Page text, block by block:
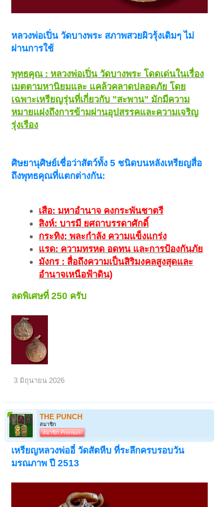
หลวงพ่อเปิ่น วัดบางพระ สภาพสวยผิวรุ้งเดิมๆ ไม่
ผ่านการใช้
พุทธคุณ : หลวงพ่อเปิ่น วัดบางพระ โดดเด่นในเรื่อง
เมตตามหานิยมและ แคล้วคลาดปลอดภัย โดย
เฉพาะเหรียญรุ่นที่เกี่ยวกับ "สะพาน" มักมีความ
หมายแฝงถึงการข้ามผ่านอุปสรรคและความเจริญ
รุ่งเรือง
ศิษยานุศิษย์เชื่อว่าสัตว์ทั้ง 5 ชนิดบนหลังเหรียญสื่อ
ถึงพุทธคุณที่แตกต่างกัน:
เสือ: มหาอำนาจ คงกระพันชาตรี
สิงห์: บารมี ยศถาบรรดาศักดิ์
กระทิง: พละกำลัง ความแข็งแกร่ง
แรด: ความทรหด อดทน และการป้องกันภัย
มังกร : สื่อถึงความเป็นสิริมงคลสูงสุดและ
อำนาจเหนือฟ้าดิน)
ลดพิเศษที่ 250 ครับ
3 มิถุนายน 2026
THE PUNCH
สมาชิก
สมาชิก Premium
เหรียญหลวงพ่ออี๋ วัดสัตหีบ ที่ระลึกครบรอบวัน
มรณภาพ ปี 2513